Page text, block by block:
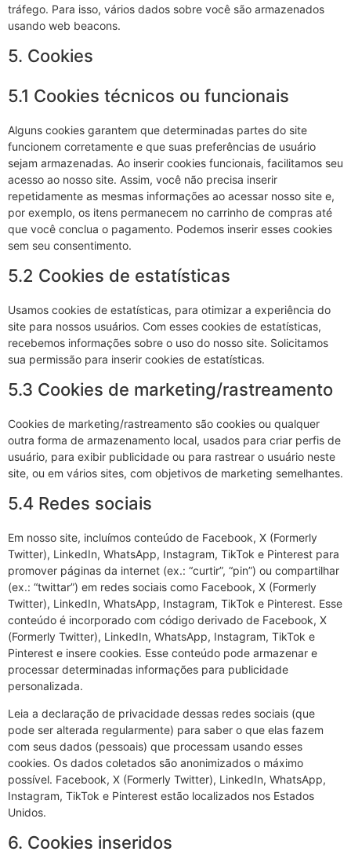
tráfego. Para isso, vários dados sobre você são armazenados
usando web beacons.
5. Cookies
5.1 Cookies técnicos ou funcionais
Alguns cookies garantem que determinadas partes do site
funcionem corretamente e que suas preferências de usuário
sejam armazenadas. Ao inserir cookies funcionais, facilitamos seu
acesso ao nosso site. Assim, você não precisa inserir
repetidamente as mesmas informações ao acessar nosso site e,
por exemplo, os itens permanecem no carrinho de compras até
que você conclua o pagamento. Podemos inserir esses cookies
sem seu consentimento.
5.2 Cookies de estatísticas
Usamos cookies de estatísticas, para otimizar a experiência do
site para nossos usuários. Com esses cookies de estatísticas,
recebemos informações sobre o uso do nosso site. Solicitamos
sua permissão para inserir cookies de estatísticas.
5.3 Cookies de marketing/rastreamento
Cookies de marketing/rastreamento são cookies ou qualquer
outra forma de armazenamento local, usados para criar perfis de
usuário, para exibir publicidade ou para rastrear o usuário neste
site, ou em vários sites, com objetivos de marketing semelhantes.
5.4 Redes sociais
Em nosso site, incluímos conteúdo de Facebook, X (Formerly
Twitter), LinkedIn, WhatsApp, Instagram, TikTok e Pinterest para
promover páginas da internet (ex.: “curtir”, “pin”) ou compartilhar
(ex.: “twittar”) em redes sociais como Facebook, X (Formerly
Twitter), LinkedIn, WhatsApp, Instagram, TikTok e Pinterest. Esse
conteúdo é incorporado com código derivado de Facebook, X
(Formerly Twitter), LinkedIn, WhatsApp, Instagram, TikTok e
Pinterest e insere cookies. Esse conteúdo pode armazenar e
processar determinadas informações para publicidade
personalizada.
Leia a declaração de privacidade dessas redes sociais (que
pode ser alterada regularmente) para saber o que elas fazem
com seus dados (pessoais) que processam usando esses
cookies. Os dados coletados são anonimizados o máximo
possível. Facebook, X (Formerly Twitter), LinkedIn, WhatsApp,
Instagram, TikTok e Pinterest estão localizados nos Estados
Unidos.
6. Cookies inseridos